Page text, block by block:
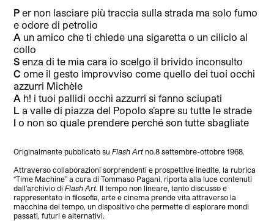
P er non lasciare più traccia sulla strada ma solo fumo
e odore di petrolio
A un amico che ti chiede una sigaretta o un cilicio al
collo
S enza di te mia cara io scelgo il brivido inconsulto
C ome il gesto improvviso come quello dei tuoi occhi
azzurri Michèle
A h! i tuoi pallidi occhi azzurri si fanno sciupati
L a valle di piazza del Popolo s’apre su tutte le strade
I o non so quale prendere perché son tutte sbagliate
Originalmente pubblicato suFlash Art no.8 settembre-ottobre 1968.
Attraverso collaborazioni sorprendenti e prospettive inedite, la rubrica
“Time Machine” a cura di Tommaso Pagani, riporta alla luce contenuti
dall’archivio diFlash Art. Il tempo non lineare, tanto discusso e
rappresentato in filosofia, arte e cinema prende vita attraverso la
macchina del tempo, un dispositivo che permette di esplorare mondi
passati, futuri e alternativi.